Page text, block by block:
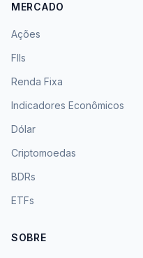
MERCADO
Ações
FIIs
Renda Fixa
Indicadores Econômicos
Dólar
Criptomoedas
BDRs
ETFs
SOBRE